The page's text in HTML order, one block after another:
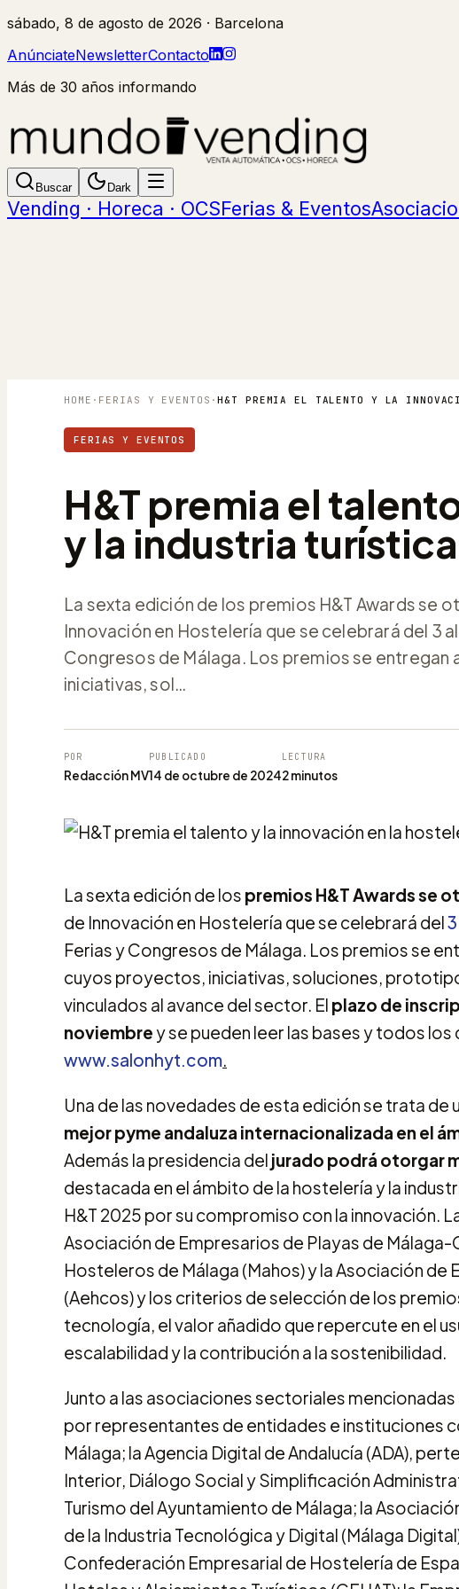
sábado, 8 de agosto de 2026 · Barcelona
AnúnciateNewsletterContacto
Más de 30 años informando
Buscar Dark
Vending · Horeca · OCSFerias & Eventos
HOME · FERIAS Y EVENTOS ·
FERIAS Y EVENTOS
H&T premia el
y la industria turística
La sexta edición de los premios H&T Awards se
Innovación en Hostelería que se celebrará del 3
Congresos de Málaga. Los premios se
iniciativas, sol…
POR
Redacción MV
PUBLICADO
14 de octubre de 2024
LECTURA
2 minutos
La sexta edición de los premios H&T Awards se
de Innovación en Hostelería que se celebrará del
Ferias y Congresos de Málaga. Los premios se
cuyos proyectos, iniciativas, soluciones,
vinculados al avance del sector. El plazo de
noviembre y se pueden leer las bases y todos
www.salonhyt.com.
Una de las novedades de esta edición se trata de
mejor pyme andaluza internacionalizada en el
Además la presidencia del jurado podrá otorgar
destacada en el ámbito de la hostelería y la
H&T 2025 por su compromiso con la innovación.
Asociación de Empresarios de Playas de
Hosteleros de Málaga (Mahos) y la Asociación
(Aehcos) y los criterios de selección de los
tecnología, el valor añadido que repercute en el
escalabilidad y la contribución a la sostenibilidad.
Junto a las asociaciones sectoriales
por representantes de entidades e instituciones
Málaga; la Agencia Digital de Andalucía (ADA),
Interior, Diálogo Social y Simplificación
Turismo del Ayuntamiento de Málaga; la
de la Industria Tecnológica y Digital (Málaga
Confederación Empresarial de Hostelería de